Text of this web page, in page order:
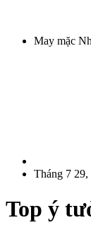
May mặc
Tháng 7 29,
Top ý